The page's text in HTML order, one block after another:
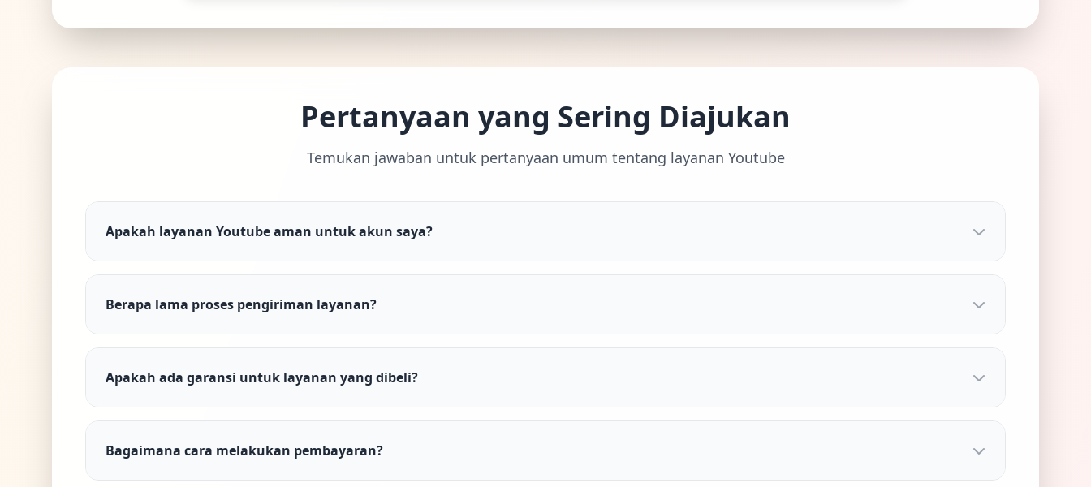
Pertanyaan yang Sering Diajukan
Temukan jawaban untuk pertanyaan umum tentang layanan Youtube
Apakah layanan Youtube aman untuk akun saya?
Berapa lama proses pengiriman layanan?
Apakah ada garansi untuk layanan yang dibeli?
Bagaimana cara melakukan pembayaran?